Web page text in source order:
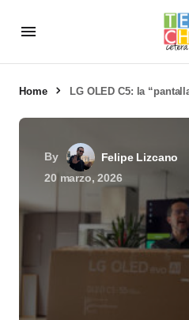
Home LG OLED C5: la
By
Felipe Lizcano
20 marzo, 2026